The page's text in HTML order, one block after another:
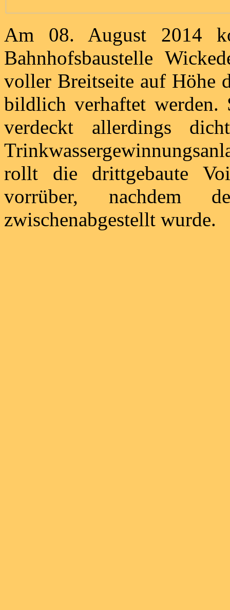
Am 08. August 2014
Bahnhofsbaustelle
voller Breitseite auf Höhe
bildlich verhaftet werden.
verdeckt allerdings
rollt die drittgebaute
vorrüber, nachdem
zwischenabgestellt wurde.